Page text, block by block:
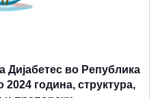
Дијабетес во Република
година, структура,